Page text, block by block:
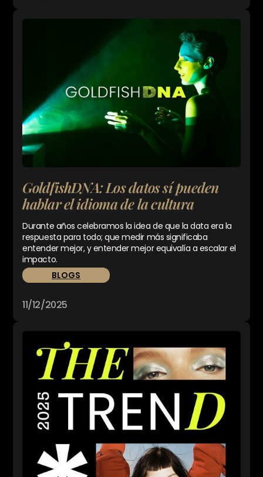
GoldfishDNA: Los datos sí pueden
hablar el idioma de la cultura
Durante años celebramos la idea de que la data era la
respuesta para todo; que medir más significaba
entender mejor, y entender mejor equivalía a escalar el
impacto.
BLOGS
11/12/2025